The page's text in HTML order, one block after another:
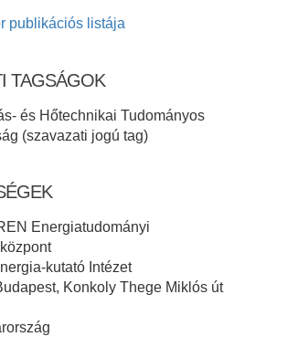
publikációs listája
TAGSÁGOK
és Hőtechnikai Tudományos
(szavazati jogú tag)
Energiatudományi
kutató Intézet
Konkoly Thege Miklós út